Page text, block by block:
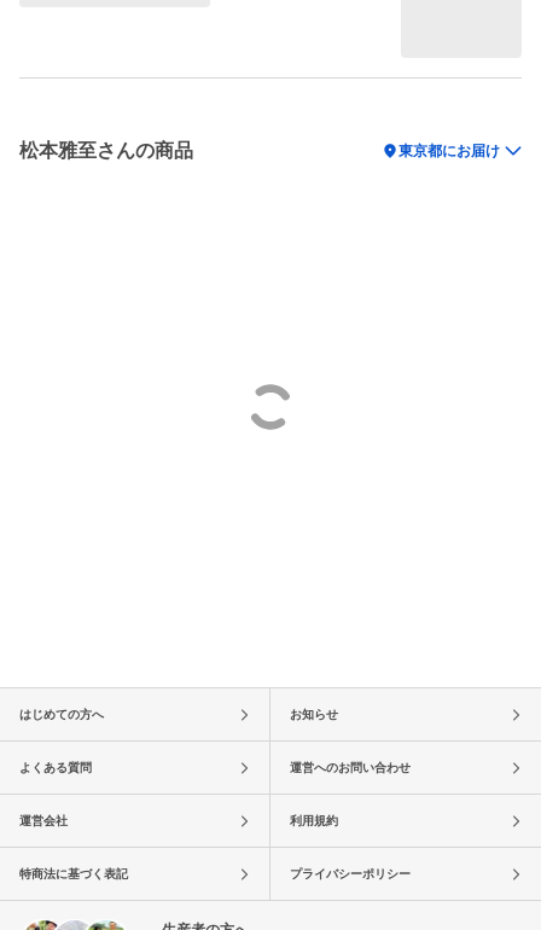
松本雅至さんの商品 location_on東京都にお届け
はじめての方へ お知らせ
よくある質問 運営へのお問い合わせ
運営会社 利用規約
特商法に基づく表記 プライバシーポリシー